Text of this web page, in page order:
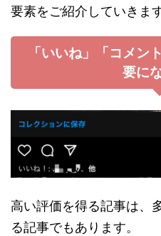
要素をご紹介していきます
「いいね」「コメン
要に
高い評価を得る記事は、
る記事でもあります。